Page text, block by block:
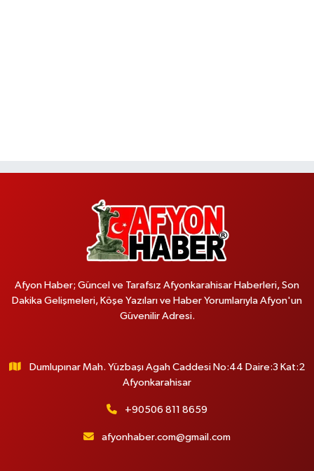
Afyon Haber; Güncel ve Tarafsız Afyonkarahisar Haberleri, Son
Dakika Gelişmeleri, Köşe Yazıları ve Haber Yorumlarıyla Afyon'un
Güvenilir Adresi.
Dumlupınar Mah. Yüzbaşı Agah Caddesi No:44 Daire:3 Kat:2
Afyonkarahisar
+90506 811 8659
afyonhaber.com@gmail.com